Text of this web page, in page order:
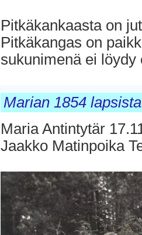
Pitkäkankaasta on
Pitkäkangas on
sukunimenä ei löydy
Marian 1854 lapsista
Maria Antintytär
Jaakko Matinpoika